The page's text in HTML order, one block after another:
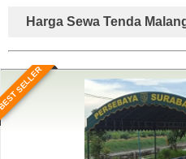
Harga Sewa Tenda
SELLER